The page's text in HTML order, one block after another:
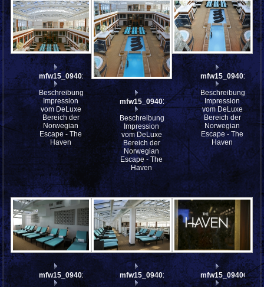
mfw15_094018
Beschreibung:
Impression
vom DeLuxe
Bereich der
Norwegian
Escape - The
Haven
mfw15_094015st
Beschreibung:
Impression
vom DeLuxe
Bereich der
Norwegian
Escape - The
Haven
mfw15_094015
Beschreibung:
Impression
vom DeLuxe
Bereich der
Norwegian
Escape - The
Haven
mfw15_094014
mfw15_094013
mfw15_094060